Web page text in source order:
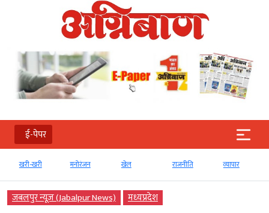
ई-पेपर
खरी-खरी मनोरंजन खेल राजनीति व्‍यापार
जबलपुर न्यूज़ (Jabalpur News) मध्‍यप्रदेश